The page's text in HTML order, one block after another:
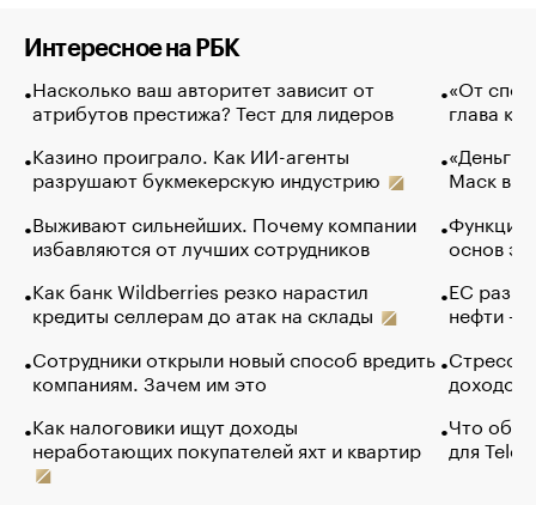
Интересное на РБК
Насколько ваш авторитет зависит от
атрибутов престижа? Тест для лидеров
Казино проиграло. Как ИИ-агенты
разрушают букмекерскую индустрию
Выживают сильнейших. Почему компании
избавляются от лучших сотрудников
Как банк Wildberries резко нарастил
кредиты селлерам до атак на склады
Сотрудники открыли новый способ вредить
компаниям. Зачем им это
Как налоговики ищут доходы
неработающих покупателей яхт и квартир
«От
глава
«Деньги
Маск в
Функции
основ
ЕС
нефти —
Стресс
доходов
Что
для